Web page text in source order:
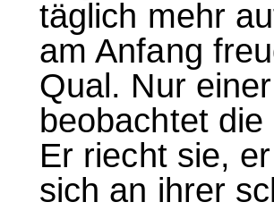
täglich mehr
am Anfang
Qual. Nur
beobachtet
Er riecht sie,
sich an ihrer